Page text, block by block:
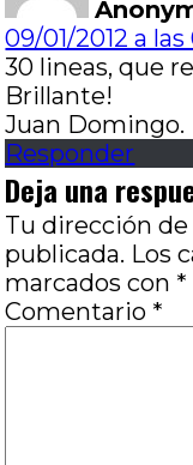
09/01/2012 a
30 lineas, que
Brillante!
Juan Domingo.
Responder
Deja una
Tu dirección
publicada. Los
marcados con *
Comentario *